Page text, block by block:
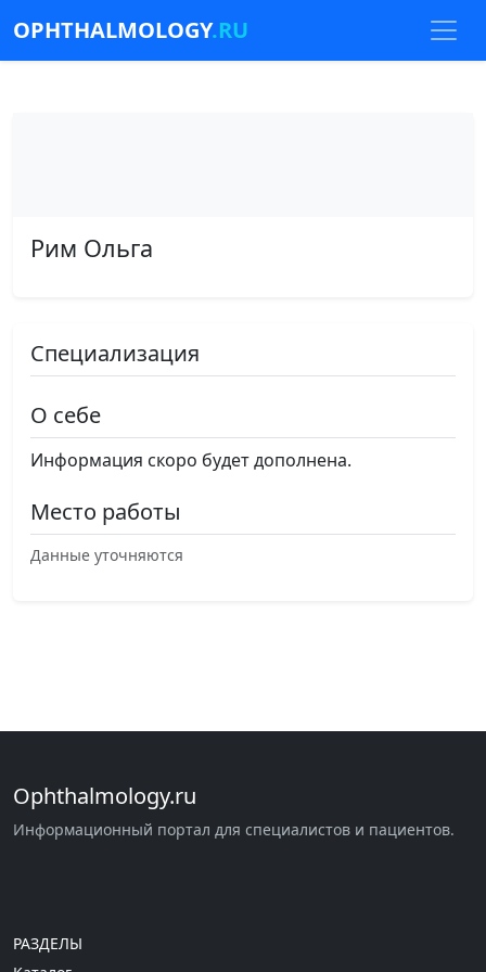
OPHTHALMOLOGY.RU
Рим Ольга
Специализация
О себе
Информация скоро будет дополнена.
Место работы
Данные уточняются
Ophthalmology.ru
Информационный портал для специалистов и пациентов.
РАЗДЕЛЫ